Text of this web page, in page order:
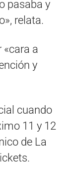
pasaba y
relata.
«cara a
y
cuando
11 y 12
de La